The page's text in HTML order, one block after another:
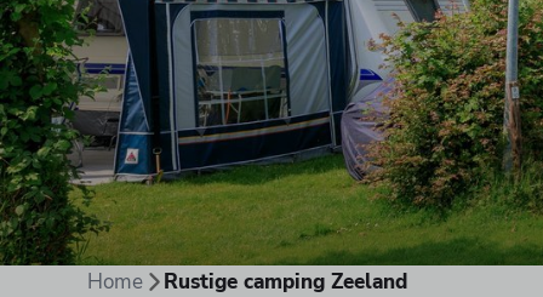
Home Rustige camping Zeeland